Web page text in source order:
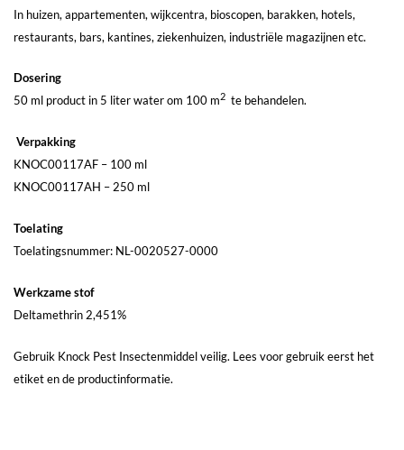
In huizen, appartementen, wijkcentra, bioscopen, barakken, hotels,
restaurants, bars, kantines, ziekenhuizen, industriële magazijnen etc.
Dosering
50 ml product in 5 liter water om 100 m2 te behandelen.
Verpakking
KNOC00117AF – 100 ml
KNOC00117AH – 250 ml
Toelating
Toelatingsnummer: NL-0020527-0000
Werkzame stof
Deltamethrin 2,451%
Gebruik Knock Pest Insectenmiddel veilig. Lees voor gebruik eerst het
etiket en de productinformatie.